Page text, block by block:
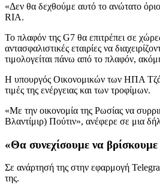
«Δεν θα δεχθούμε αυτό το ανώτατο
RIA.
Το πλαφόν της G7 θα επιτρέπει σε
αντασφαλιστικές εταιρίες να
τιμολογείται πάνω από το πλαφόν,
Η υπουργός Οικονομικών των ΗΠΑ
τιμές της ενέργειας και των τροφίμων.
«Με την οικονομία της Ρωσίας να
Βλαντίμιρ) Πούτιν», ανέφερε σε μια
«Θα συνεχίσουμε να
Σε ανάρτησή της στην εφαρμογή
της.